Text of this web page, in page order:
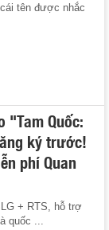
tên được nhắc
"Tam Quốc:
ký trước!
phí Quan
+ RTS, hỗ trợ
quốc ...